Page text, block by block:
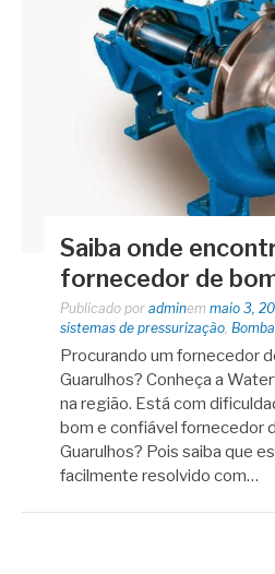
Saiba onde
fornecedor de
Publicado por adminem maio 3,
sistemas de pressurização
Procurando um fornecedor
Guarulhos? Conheça a
na região. Está com
bom e confiável fornecedor
Guarulhos? Pois saiba que
facilmente resolvido com…